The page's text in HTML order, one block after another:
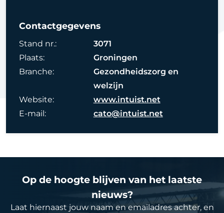
Contactgegevens
Stand nr.:
3071
Plaats:
Groningen
Branche:
Gezondheidszorg en
welzijn
Website:
www.intuist.net
E-mail:
cato@intuist.net
Op de hoogte blijven van het laatste
nieuws?
Laat hiernaast jouw naam en emailadres achter, en